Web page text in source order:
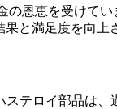
恩恵を受けて
と満足度を向
テロイ部品は